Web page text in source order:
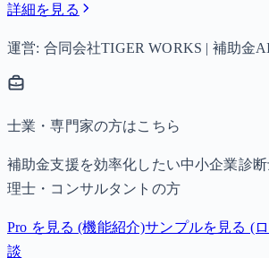
詳細を見る
運営: 合同会社TIGER WORKS | 補助金
士業・専門家の方はこちら
補助金支援を効率化したい中小企業診
理士・コンサルタントの方
Pro を見る (機能紹介)サンプルを見る (
談